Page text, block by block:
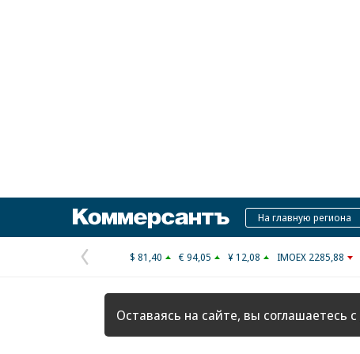
КоммерсантъНа главную региона
Предыдущая
страница
$ 81,40 € 94,05 ¥ 12,08 IMOEX 2285,88
Оставаясь на сайте, вы соглашаетесь с